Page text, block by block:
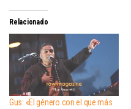
Relacionado
Gus: «El género con el que más